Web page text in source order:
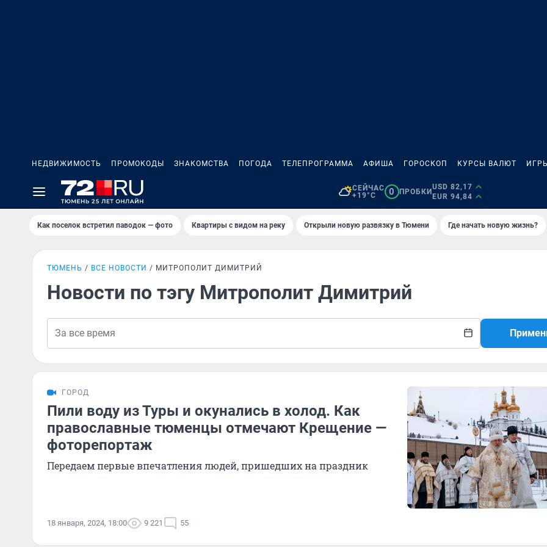
НЕДВИЖИМОСТЬ ПРОМОКОДЫ ЗНАКОМСТВА ПОГОДА ТЕЛЕПРОГРАММА АФИША ГОРОСКОП КУРСЫ ВАЛЮТ
СЕЙЧАС
+19°C
0 ПРОБКИ
USD 82,17
EUR 94,84
Как поселок встретил паводок — фото Квартиры с видом на реку Открыли новую развязку в Тюмени Где начать новую жизнь?
ТЮМЕНЬ ВСЕ НОВОСТИ МИТРОПОЛИТ ДИМИТРИЙ
Новости по тэгу Митрополит Димитрий
ГОРОД
Пили воду из Туры и окунались в холод. Как
православные тюменцы отмечают Крещение —
фоторепортаж
Передаем первые впечатления людей, пришедших на праздник
18 января, 2024, 18:00 9 221 55